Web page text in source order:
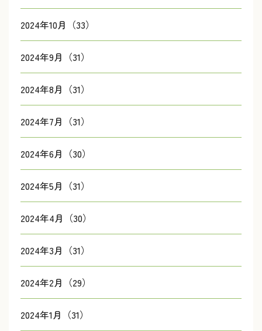
2024年10月（33）
2024年9月（31）
2024年8月（31）
2024年7月（31）
2024年6月（30）
2024年5月（31）
2024年4月（30）
2024年3月（31）
2024年2月（29）
2024年1月（31）